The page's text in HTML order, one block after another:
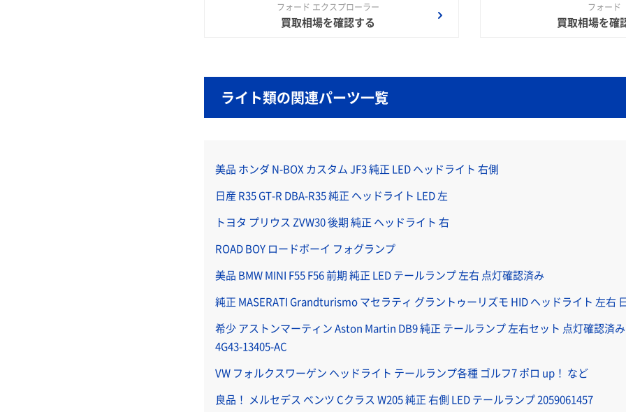
フォード エクスプローラー
買取相場を確認する
フォード
買取相場を確
ライト類の関連パーツ一覧
美品 ホンダ N-BOX カスタム JF3 純正 LED ヘッドライト 右側
日産 R35 GT-R DBA-R35 純正 ヘッドライト LED 左
トヨタ プリウス ZVW30 後期 純正 ヘッドライト 右
ROAD BOY ロードボーイ フォグランプ
美品 BMW MINI F55 F56 前期 純正 LED テールランプ 左右 点灯確認済み
純正 MASERATI Grandturismo マセラティ グラントゥーリズモ HID ヘッドライト 左右
希少 アストンマーティン Aston Martin DB9 純正 テールランプ 左右セット 点灯確認済み
4G43-13405-AC
VW フォルクスワーゲン ヘッドライト テールランプ各種 ゴルフ7 ポロ up！ など
良品！ メルセデス ベンツ Cクラス W205 純正 右側 LED テールランプ 2059061457